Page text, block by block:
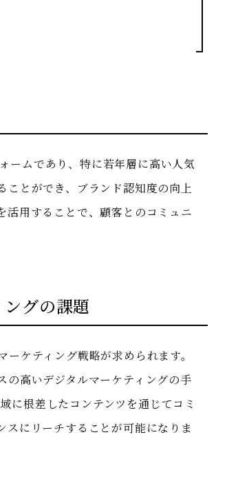
ームであり、特に若年層に高い人気
ことができ、ブランド認知度の向上
活用することで、顧客とのコミュニ
グの課題
ケティング戦略が求められます。
の高いデジタルマーケティングの手
根差したコンテンツを通じてコミ
スにリーチすることが可能になりま